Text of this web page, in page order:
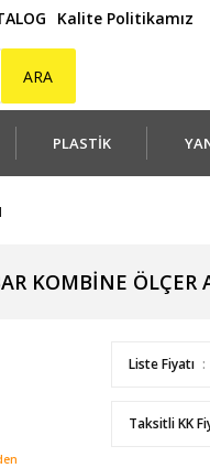
Kalite Politikamız
ARA
PLASTİK
KOMBİNE ÖLÇER
Liste Fiyatı :
Taksitli KK